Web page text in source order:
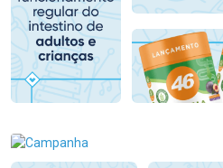
Comprar sem Desconto
Por R$ 139,90/cada
Comprar sem Desconto
Por R$ 139,90/cada